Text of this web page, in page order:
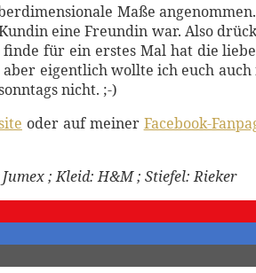
Maße
eine Freundin war. Also
für ein erstes Mal hat die
eigentlich wollte ich euch
nicht. ;-)
oder auf meiner Facebook-
; Kleid: H&M ; Stiefel: Rieker